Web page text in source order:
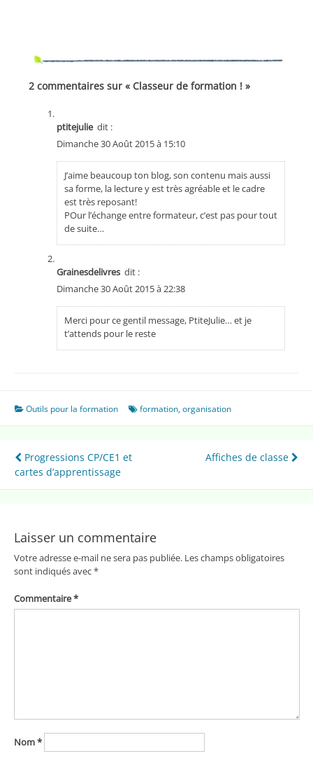
2 commentaires sur « Classeur de formation ! »
ptitejuliedit :
Dimanche 30 Août 2015 à 15:10
J’aime beaucoup ton blog, son contenu mais aussi
sa forme, la lecture y est très agréable et le cadre
est très reposant!
POur l’échange entre formateur, c’est pas pour tout
de suite…
Grainesdelivresdit :
Dimanche 30 Août 2015 à 22:38
Merci pour ce gentil message, PtiteJulie… et je
t’attends pour le reste
Outils pour la formation formation,organisation
Navigation
de
Progressions CP/CE1 et
cartes d’apprentissage
Affiches de classe
Laisser un commentaire
Votre adresse e-mail ne sera pas publiée. Les champs obligatoires
sont indiqués avec*
Commentaire*
Nom*